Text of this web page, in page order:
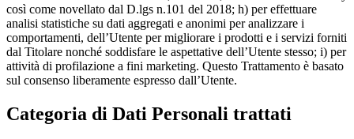
così come novellato dal D.lgs n.101 del 2018; h) per effettuare
analisi statistiche su dati aggregati e anonimi per analizzare i
comportamenti, dell’Utente per migliorare i prodotti e i servizi forniti
dal Titolare nonché soddisfare le aspettative dell’Utente stesso; i) per
attività di profilazione a fini marketing. Questo Trattamento è basato
sul consenso liberamente espresso dall’Utente.
Categoria di Dati Personali trattati